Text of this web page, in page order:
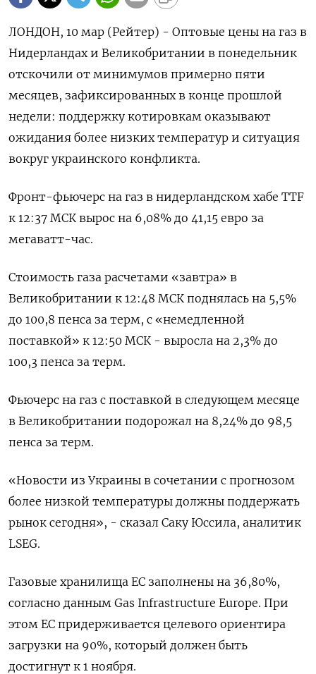
ЛОНДОН, 10 мар (Рейтер) - Оптовые цены на газ в
Нидерландах и Великобритании в понедельник
отскочили от минимумов примерно пяти
месяцев, зафиксированных в конце прошлой
недели: поддержку котировкам оказывают
ожидания более низких температур и ситуация
вокруг украинского конфликта.
Фронт-фьючерс на газ в нидерландском хабе TTF
к 12:37 МСК вырос на 6,08% до 41,15 евро за
мегаватт-час.
Стоимость газа расчетами «завтра» в
Великобритании к 12:48 МСК поднялась на 5,5%
до 100,8 пенса за терм, с «немедленной
поставкой» к 12:50 МСК - выросла на 2,3% до
100,3 пенса за терм.
Фьючерс на газ с поставкой в следующем месяце
в Великобритании подорожал на 8,24% до 98,5
пенса за терм.
«Новости из Украины в сочетании с прогнозом
более низкой температуры должны поддержать
рынок сегодня», - сказал Саку Юссила, аналитик
LSEG.
Газовые хранилища ЕС заполнены на 36,80%,
согласно данным Gas Infrastructure Europe. При
этом ЕС придерживается целевого ориентира
загрузки на 90%, который должен быть
достигнут к 1 ноября.